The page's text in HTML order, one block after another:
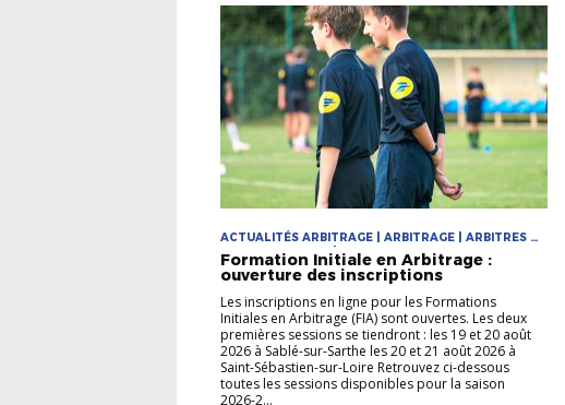
ACTUALITÉS ARBITRAGE | ARBITRAGE | ARBITRES |
DEVENIR ARBITRE | FORMATIONS
Formation Initiale en Arbitrage :
ouverture des inscriptions
Les inscriptions en ligne pour les Formations
Initiales en Arbitrage (FIA) sont ouvertes. Les deux
premières sessions se tiendront : les 19 et 20 août
2026 à Sablé-sur-Sarthe les 20 et 21 août 2026 à
Saint-Sébastien-sur-Loire Retrouvez ci-dessous
toutes les sessions disponibles pour la saison
2026-2...